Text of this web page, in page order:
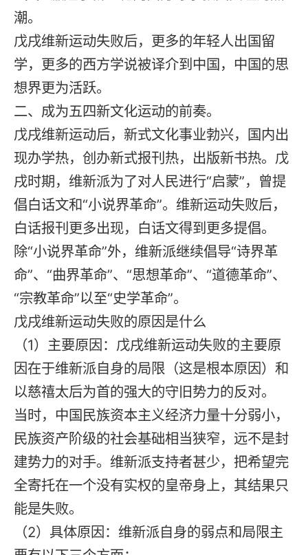
潮。
戊戌维新运动失败后，更多的年轻人出国留
学，更多的西方学说被译介到中国，中国的思
想界更为活跃。
二、成为五四新文化运动的前奏。
戊戌维新运动后，新式文化事业勃兴，国内出
现办学热，创办新式报刊热，出版新书热。戊
戌时期，维新派为了对人民进行“启蒙”，曾提
倡白话文和“小说界革命”。维新运动失败后，
白话报刊更多出现，白话文得到更多提倡。
除“小说界革命”外，维新派继续倡导“诗界革
命”、“曲界革命”、“思想革命”、“道德革命”、
“宗教革命”以至“史学革命”。
戊戌维新运动失败的原因是什么
（1）主要原因：戊戌维新运动失败的主要原
因在于维新派自身的局限（这是根本原因）和
以慈禧太后为首的强大的守旧势力的反对。
当时，中国民族资本主义经济力量十分弱小，
民族资产阶级的社会基础相当狭窄，远不是封
建势力的对手。维新派支持者甚少，把希望完
全寄托在一个没有实权的皇帝身上，其结果只
能是失败。
（2）具体原因：维新派自身的弱点和局限主